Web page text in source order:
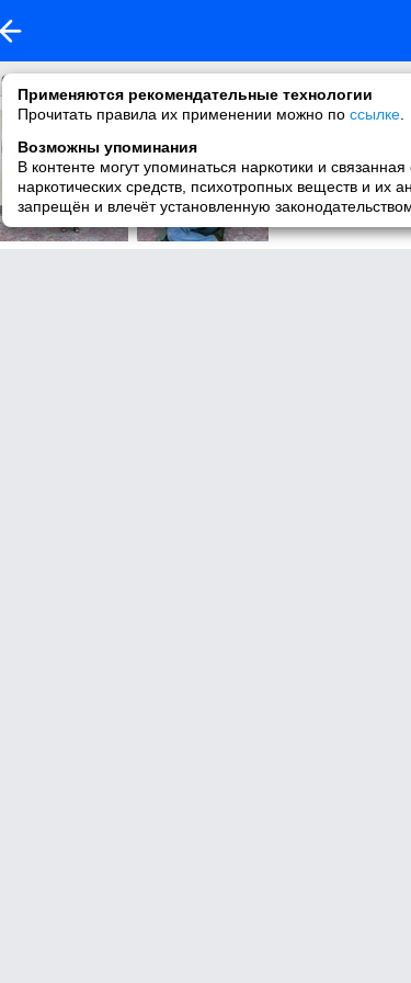
Применяются рекомендательные технологии
Прочитать правила их применении можно по ссылке
Возможны упоминания
В контенте могут упоминаться наркотики и
наркотических средств, психотропных веществ и их
запрещён и влечёт установленную
с друзьями